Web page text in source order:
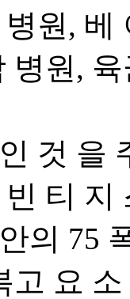
원,
병원,
것 을
티
의 75
고 요